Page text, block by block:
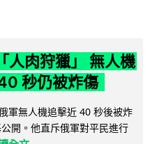
人肉狩獵」 無人機
秒仍被炸傷
軍無人機追擊近 40 秒後被炸
開。他直斥俄軍對平民進行